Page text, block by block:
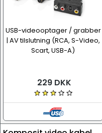
USB-videooptager / grabber
| AV tilslutning (RCA, S-Video,
Scart, USB-A)
229 DKK